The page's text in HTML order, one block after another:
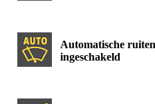
Automatische
ingeschakeld